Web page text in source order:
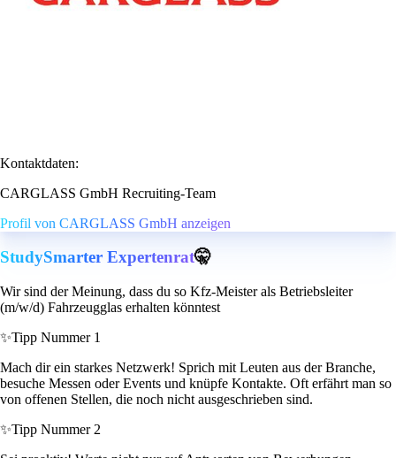
Kontaktdaten:
CARGLASS GmbH Recruiting-Team
Profil von CARGLASS GmbH anzeigen
StudySmarter Expertenrat🤫
Wir sind der Meinung, dass du so Kfz-Meister als Betriebsleiter
(m/w/d) Fahrzeugglas erhalten könntest
✨Tipp Nummer 1
Mach dir ein starkes Netzwerk! Sprich mit Leuten aus der Branche,
besuche Messen oder Events und knüpfe Kontakte. Oft erfährt man so
von offenen Stellen, die noch nicht ausgeschrieben sind.
✨Tipp Nummer 2